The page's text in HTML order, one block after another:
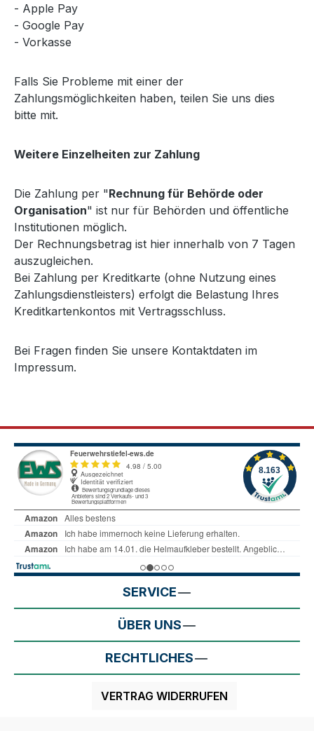
- Apple Pay
- Google Pay
- Vorkasse
Falls Sie Probleme mit einer der
Zahlungsmöglichkeiten haben, teilen Sie uns dies
bitte mit.
Weitere Einzelheiten zur Zahlung
Die Zahlung per "Rechnung für Behörde oder
Organisation" ist nur für Behörden und öffentliche
Institutionen möglich.
Der Rechnungsbetrag ist hier innerhalb von 7 Tagen
auszugleichen.
Bei Zahlung per Kreditkarte (ohne Nutzung eines
Zahlungsdienstleisters) erfolgt die Belastung Ihres
Kreditkartenkontos mit Vertragsschluss.
Bei Fragen finden Sie unsere Kontaktdaten im
Impressum.
SERVICE
ÜBER UNS
RECHTLICHES
VERTRAG WIDERRUFEN